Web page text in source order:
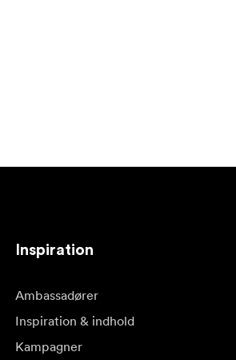
Inspiration
Ambassadører
Inspiration & indhold
Kampagner